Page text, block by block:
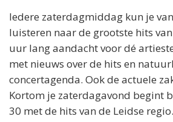
Iedere zaterdagmiddag kun je
luisteren naar de grootste hits
uur lang aandacht voor dé
met nieuws over de hits en
concertagenda. Ook de actuele
Kortom je zaterdagavond begint
30 met de hits van de Leidse regio.